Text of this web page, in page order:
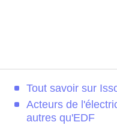
Tout savoir sur
Acteurs de
autres qu'EDF